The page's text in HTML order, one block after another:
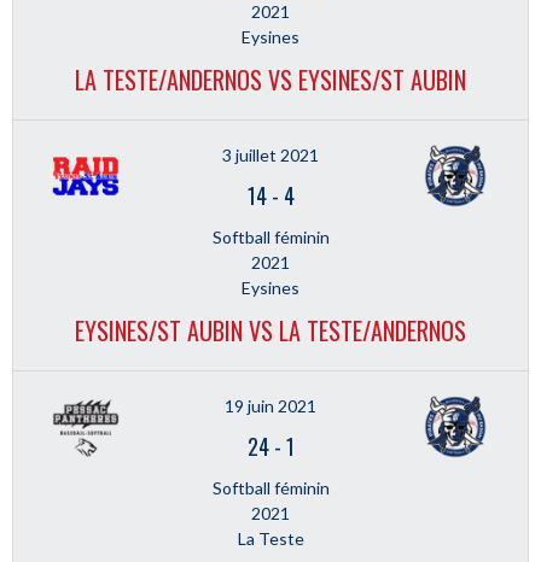
2021
Eysines
LA TESTE/ANDERNOS VS EYSINES/ST AUBIN
3 juillet 2021
14- 4
Softball féminin
2021
Eysines
EYSINES/ST AUBIN VS LA TESTE/ANDERNOS
19 juin 2021
24-1
Softball féminin
2021
La Teste